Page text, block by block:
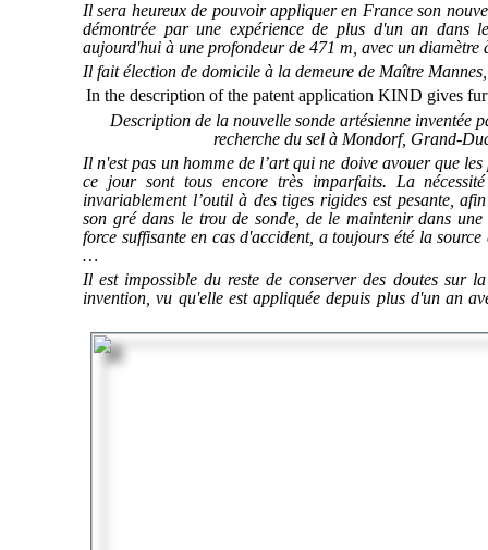
Il sera heureux de pouvoir appliquer en France son
démontrée par une expérience de plus d'un an dans
aujourd'hui à une profondeur de 471 m, avec un
Il fait élection de domicile à la demeure de Maître
In the description of the patent application KIND gives
Description de la nouvelle sonde artésienne inventée
recherche du sel à Mondorf, Grand-
Il n'est pas un homme de l’art qui ne doive avouer que
ce jour sont tous encore très imparfaits. La
invariablement l’outil à des tiges rigides est pesante,
son gré dans le trou de sonde, de le maintenir dans
force suffisante en cas d'accident, a toujours été la
…
Il est impossible du reste de conserver des doutes sur
invention, vu qu'elle est appliquée depuis plus d'un an